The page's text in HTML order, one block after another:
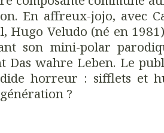
En affreux-jojo, avec
Hugo Veludo (né en
son mini-polar
Das wahre Leben. Le
horreur : sifflets et
?